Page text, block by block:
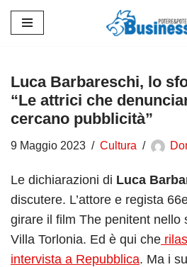
contenuto
Luca Barbareschi, lo
“Le attrici che
cercano pubblicità”
9 Maggio 2023 Cultura
Le dichiarazioni di Luca
discutere. L’attore e regista
girare il film The penitent nello
Villa Torlonia. Ed è qui che
intervista a Repubblica. Ma i